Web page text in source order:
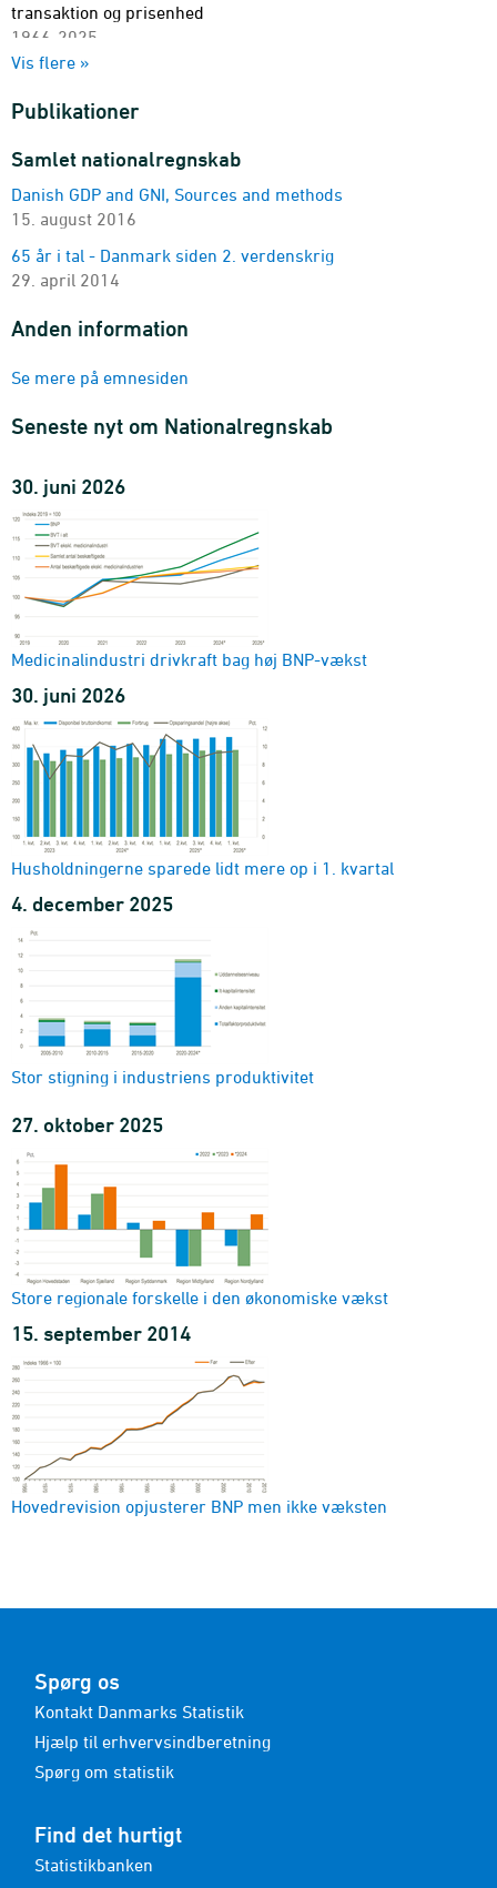
transaktion og prisenhed
1966-2025
Real disponibel bruttonationalindkomst mv.
1966-2025 - Mio. kr.
Forbrug, disponibel indkomst og opsparing for
husholdninger og NPISH
transaktion og prisenhed
1995-2025
Forsyningsbalance, Bruttonationalprodukt (BNP),
beskæftigelse mv.
1990K1-2026K1
transaktion, prisenhed og sæsonkorrigering
Forbrug, disponibel indkomst og opsparing for
transaktion og prisenhed
1999K1-2026K1
Versionstabel NAN1 - Forsyningsbalance
version, transaktion og prisenhed
1966-2025
Vis flere »
Publikationer
Samlet nationalregnskab
Danish GDP and GNI, Sources and methods
15. august 2016
65 år i tal - Danmark siden 2. verdenskrig
29. april 2014
Anden information
Se mere på emnesiden
Seneste nyt om Nationalregnskab
30. juni 2026
Medicinalindustri drivkraft bag høj BNP-vækst
30. juni 2026
Husholdningerne sparede lidt mere op i 1. kvartal
4. december 2025
Stor stigning i industriens produktivitet
27. oktober 2025
Store regionale forskelle i den økonomiske vækst
15. september 2014
Hovedrevision opjusterer BNP men ikke væksten
Spørg os
Kontakt Danmarks Statistik
Hjælp til erhvervsindberetning
Spørg om statistik
Find det hurtigt
Statistikbanken